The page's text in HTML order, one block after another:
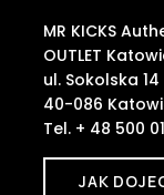
MR KICKS
OUTLET
ul. Sokolska 14
40-086
Tel. + 48 500
JAK